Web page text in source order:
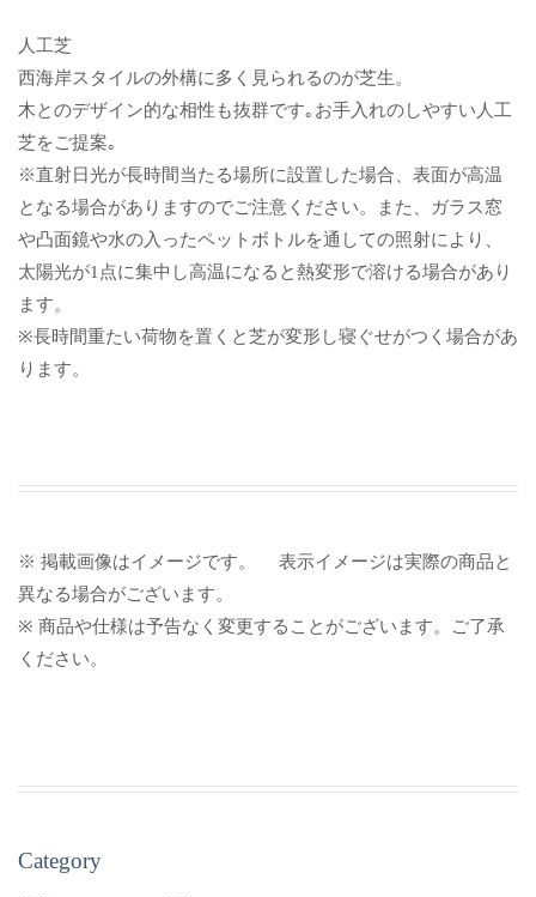
Category
人工芝
西海岸スタイルの外構に多く見られるのが芝生。
木とのデザイン的な相性も抜群です｡お手入れのしやすい人工
芝をご提案｡
※直射日光が長時間当たる場所に設置した場合、表面が高温
となる場合がありますのでご注意ください。また、ガラス窓
や凸面鏡や水の入ったペットボトルを通しての照射により、
太陽光が1点に集中し高温になると熱変形で溶ける場合があり
ます。
※長時間重たい荷物を置くと芝が変形し寝ぐせがつく場合があ
ります。
※ 掲載画像はイメージです。 表示イメージは実際の商品と
異なる場合がございます。
※ 商品や仕様は予告なく変更することがございます。ご了承
ください。